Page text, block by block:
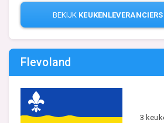
BEKIJK
Flevoland
3